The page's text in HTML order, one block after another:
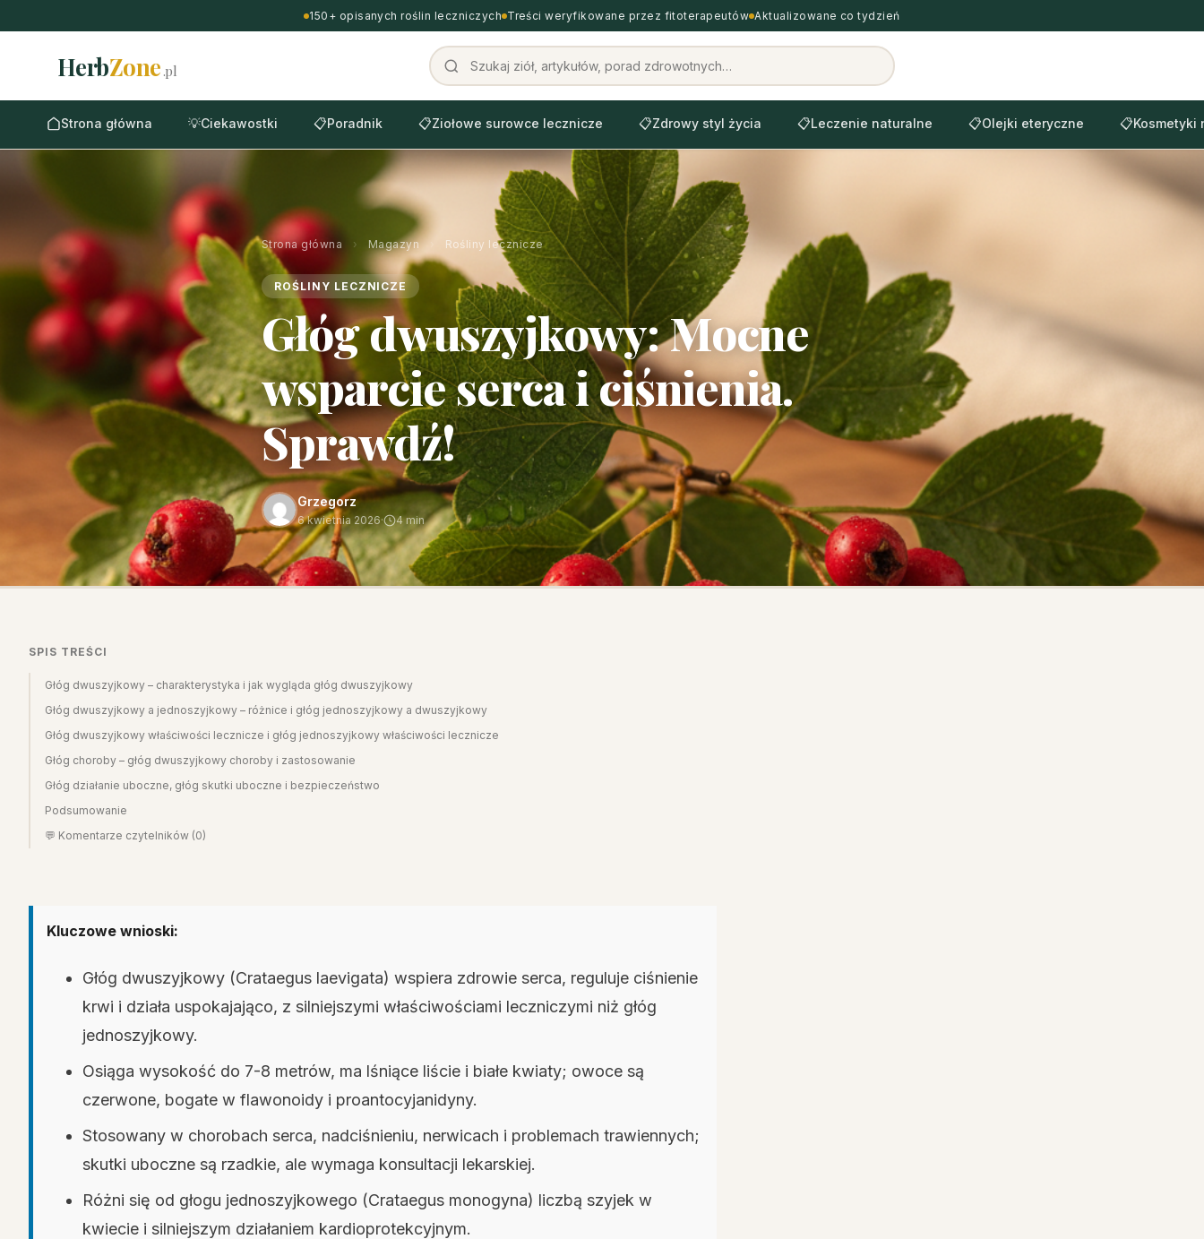
150+ opisanych roślin leczniczych Treści weryfikowane przez fitoterapeutów Aktualizowane co tydzień
HerbZone.pl
Strona główna 💡Ciekawostki 📋Poradnik 📋Ziołowe surowce lecznicze 📋Zdrowy styl życia 📋Leczenie naturalne 📋Olejki eteryczne 📋Kosmetyki
Strona główna › Magazyn Rośliny lecznicze
ROŚLINY LECZNICZE
Głóg dwuszyjkowy: Mocne
wsparcie serca i ciśnienia.
Sprawdź!
Grzegorz
6 kwietnia 2026· 4 min
SPIS TREŚCI
Głóg dwuszyjkowy – charakterystyka i jak wygląda głóg dwuszyjkowy
Głóg dwuszyjkowy a jednoszyjkowy – różnice i głóg jednoszyjkowy a dwuszyjkowy
Głóg dwuszyjkowy właściwości lecznicze i głóg jednoszyjkowy właściwości lecznicze
Głóg choroby – głóg dwuszyjkowy choroby i zastosowanie
Głóg działanie uboczne, głóg skutki uboczne i bezpieczeństwo
Podsumowanie
💬 Komentarze czytelników (0)
Kluczowe wnioski:
Głóg dwuszyjkowy (Crataegus laevigata) wspiera zdrowie serca, reguluje ciśnienie
krwi i działa uspokajająco, z silniejszymi właściwościami leczniczymi niż głóg
jednoszyjkowy.
Osiąga wysokość do 7-8 metrów, ma lśniące liście i białe kwiaty; owoce są
czerwone, bogate w flawonoidy i proantocyjanidyny.
Stosowany w chorobach serca, nadciśnieniu, nerwicach i problemach trawiennych;
skutki uboczne są rzadkie, ale wymaga konsultacji lekarskiej.
Różni się od głogu jednoszyjkowego (Crataegus monogyna) liczbą szyjek w
kwiecie i silniejszym działaniem kardioprotekcyjnym.